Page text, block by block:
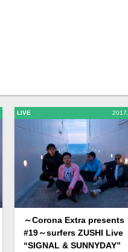
LIVE
～Corona Extra presents
#19～surfers ZUSHI Live
“SIGNAL & SUNNYDAY”